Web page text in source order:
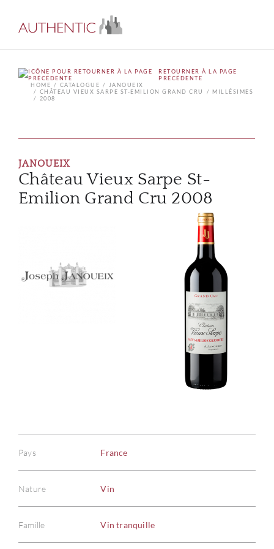
RETOURNER À LA PAGE
PRÉCÉDENTE
HOME
CATALOGUE
JANOUEIX
CHÂTEAU VIEUX SARPE ST-EMILION GRAND CRU
MILLÉSIMES
2008
JANOUEIX
Château Vieux Sarpe St-
Emilion Grand Cru 2008
Pays France
Nature Vin
Famille Vin tranquille